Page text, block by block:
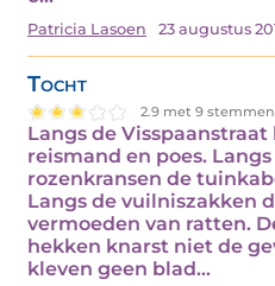
Patricia Lasoen 23 augustus
Tocht
2.9 met 9 stemmen
Langs de
reismand en poes.
rozenkransen de
Langs de vuilniszakken
vermoeden van ratten.
hekken knarst niet de
kleven geen blad...